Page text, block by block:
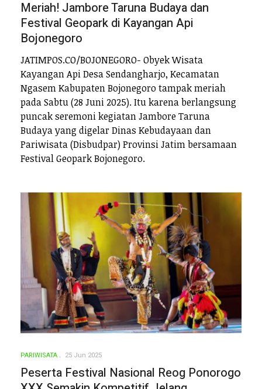
Meriah! Jambore Taruna Budaya dan
Festival Geopark di Kayangan Api
Bojonegoro
JATIMPOS.CO/BOJONEGORO- Obyek Wisata
Kayangan Api Desa Sendangharjo, Kecamatan
Ngasem Kabupaten Bojonegoro tampak meriah
pada Sabtu (28 Juni 2025). Itu karena berlangsung
puncak seremoni kegiatan Jambore Taruna
Budaya yang digelar Dinas Kebudayaan dan
Pariwisata (Disbudpar) Provinsi Jatim bersamaan
Festival Geopark Bojonegoro.
PARIWISATA 25 Jun 2025
Peserta Festival Nasional Reog Ponorogo